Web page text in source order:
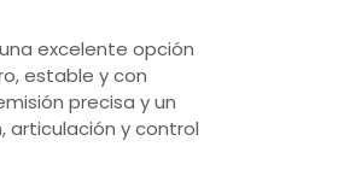
excelente opción
estable y con
precisa y un
articulación y control